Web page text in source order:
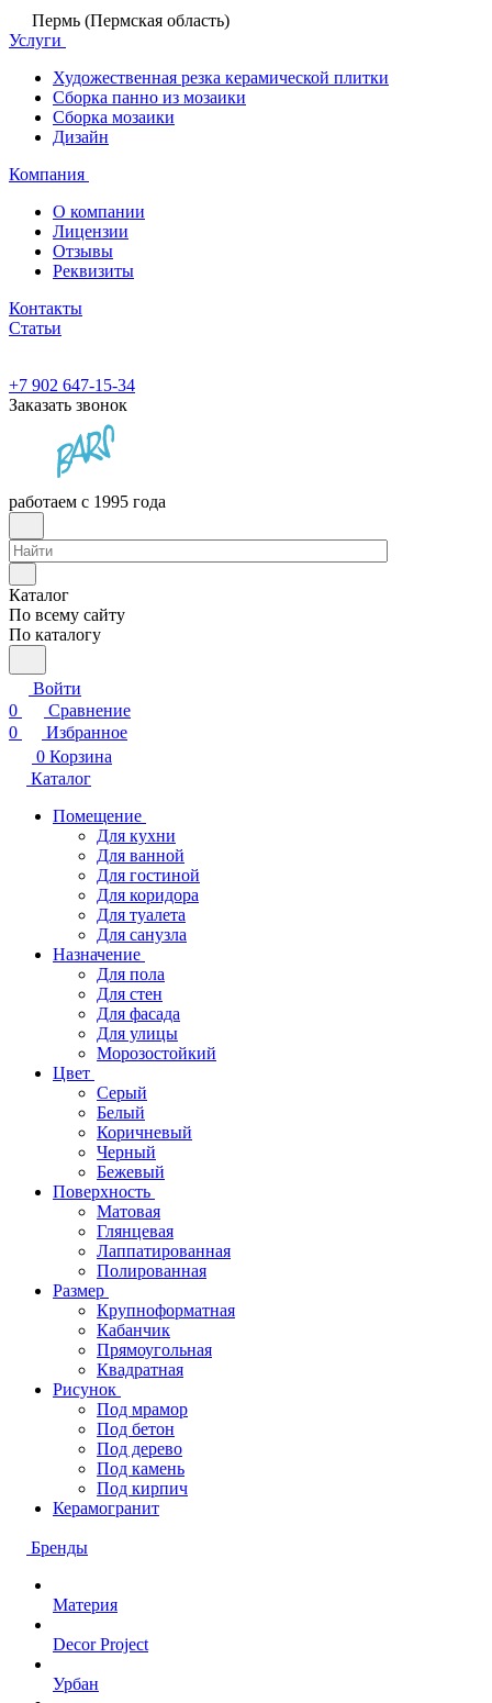
Пермь (Пермская область)
Услуги
Художественная резка керамической плитки
Сборка панно из мозаики
Сборка мозаики
Дизайн
Компания
О компании
Лицензии
Отзывы
Реквизиты
Контакты
Статьи
+7 902 647-15-34
Заказать звонок
работаем с 1995 года
Каталог
По всему сайту
По каталогу
Войти
0
Сравнение
0
Избранное
0 Корзина
Каталог
Помещение
Для кухни
Для ванной
Для гостиной
Для коридора
Для туалета
Для санузла
Назначение
Для пола
Для стен
Для фасада
Для улицы
Морозостойкий
Цвет
Серый
Белый
Коричневый
Черный
Бежевый
Поверхность
Матовая
Глянцевая
Лаппатированная
Полированная
Размер
Крупноформатная
Кабанчик
Прямоугольная
Квадратная
Рисунок
Под мрамор
Под бетон
Под дерево
Под камень
Под кирпич
Керамогранит
Бренды
Материя
Decor Project
Урбан